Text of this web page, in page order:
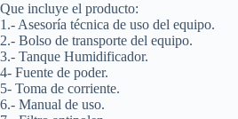
Que incluye el producto:
1.- Asesoría técnica de uso del equipo.
2.- Bolso de transporte del equipo.
3.- Tanque Humidificador.
4- Fuente de poder.
5- Toma de corriente.
6.- Manual de uso.